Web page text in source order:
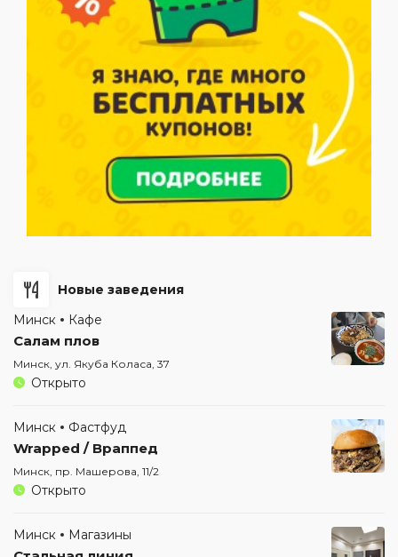
Новые заведения
Минск
Кафе
Салам плов
Минск, ул. Якуба Коласа, 37
Открыто
Минск Фастфуд
Wrapped / Враппед
Минск, пр. Машерова, 11/2
Открыто
Минск Магазины